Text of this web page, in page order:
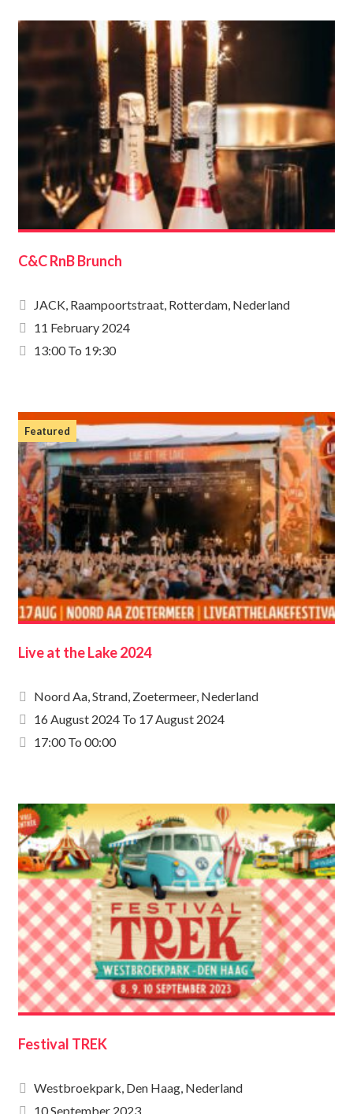
C&C RnB Brunch
JACK, Raampoortstraat, Rotterdam, Nederland
11 February 2024
13:00 To 19:30
Featured
Live at the Lake 2024
Noord Aa, Strand, Zoetermeer, Nederland
16 August 2024 To 17 August 2024
17:00 To 00:00
Festival TREK
Westbroekpark, Den Haag, Nederland
10 September 2023